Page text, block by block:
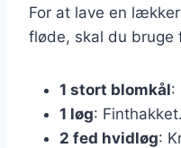
For at lave en
fløde, skal du bruge
1 stort blomkål:
1 løg: Finthakket.
2 fed hvidløg: